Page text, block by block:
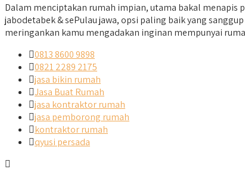
Dalam menciptakan rumah impian, utama bakal menapis
jabodetabek & sePulau jawa, opsi paling baik yang
meringankan kamu mengadakan inginan mempunyai
0813 8600 9898
0821 2289 2175
jasa bikin rumah
Jasa Buat Rumah
jasa kontraktor rumah
jasa pemborong rumah
kontraktor rumah
qyusi persada